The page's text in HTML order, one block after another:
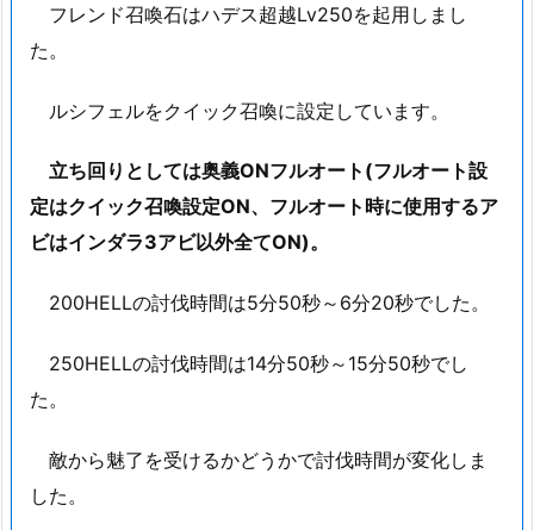
フレンド召喚石はハデス超越Lv250を起用しまし
た。
ルシフェルをクイック召喚に設定しています。
立ち回りとしては奥義ONフルオート(フルオート設
定はクイック召喚設定ON、フルオート時に使用するア
ビはインダラ3アビ以外全てON)。
200HELLの討伐時間は5分50秒～6分20秒でした。
250HELLの討伐時間は14分50秒～15分50秒でし
た。
敵から魅了を受けるかどうかで討伐時間が変化しま
した。